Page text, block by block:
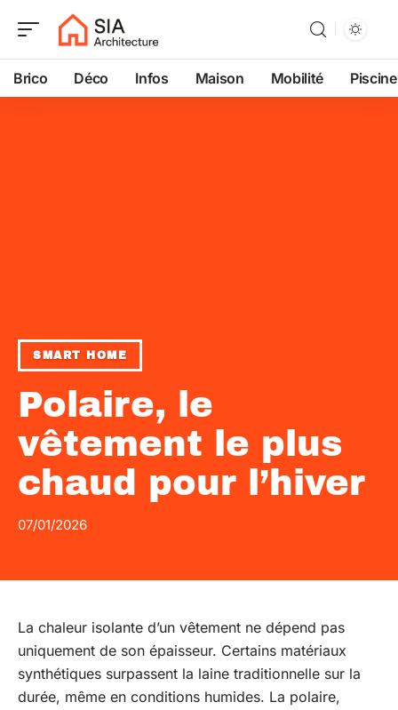
Brico Déco Infos Maison Mobilité Piscine
SMART HOME
Polaire, le
vêtement le plus
chaud pour l’hiver
07/01/2026
La chaleur isolante d’un vêtement ne dépend pas
uniquement de son épaisseur. Certains matériaux
synthétiques surpassent la laine traditionnelle sur la
durée, même en conditions humides. La polaire,